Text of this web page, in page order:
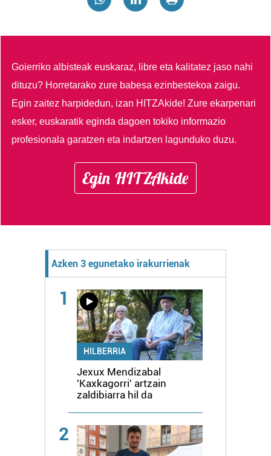
Goierriko albisteak euskaraz, libre eta kalitatez jaso nahi
dituzu? Horretarako zure babesa ezinbestekoa zaigu.
Egin zaitez harpidedun, izan HITZAkide!Zure ekarpenari
esker, euskaratik eginda dagoen tokiko informazio
profesionala garatzen eta indartzen lagunduko duzu.
Egin HITZAkide
Azken 3 egunetako irakurrienak
1
HILBERRIA
Jexux Mendizabal
'Kaxkagorri' artzain
zaldibiarra hil da
2